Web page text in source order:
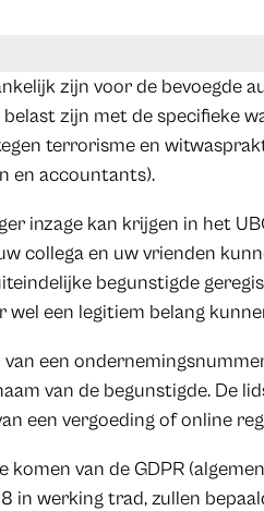
zijn voor de bevoegde
zijn met de specifieke
terrorisme en
en accountants).
inzage kan krijgen in het
collega en uw vrienden
begunstigde
een legitiem belang
een
van de begunstigde. De
een vergoeding of online
van de GDPR
in werking trad, zullen